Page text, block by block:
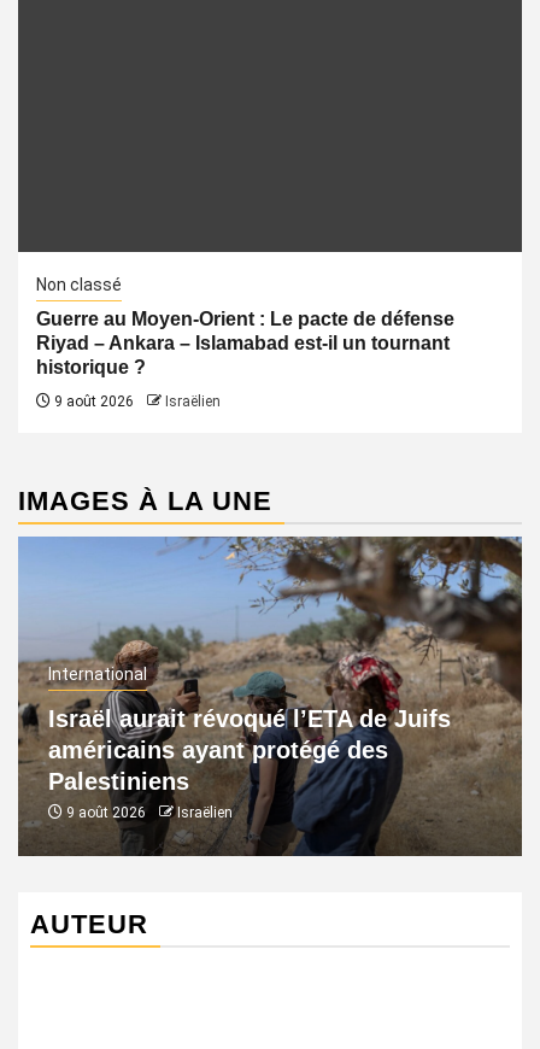
Non classé
Guerre au Moyen-Orient : Le pacte de défense
Riyad – Ankara – Islamabad est-il un tournant
historique ?
9 août 2026 Israëlien
IMAGES À LA UNE
International
Israël aurait révoqué l’ETA de Juifs
américains ayant protégé des
Palestiniens
9 août 2026 Israëlien
AUTEUR